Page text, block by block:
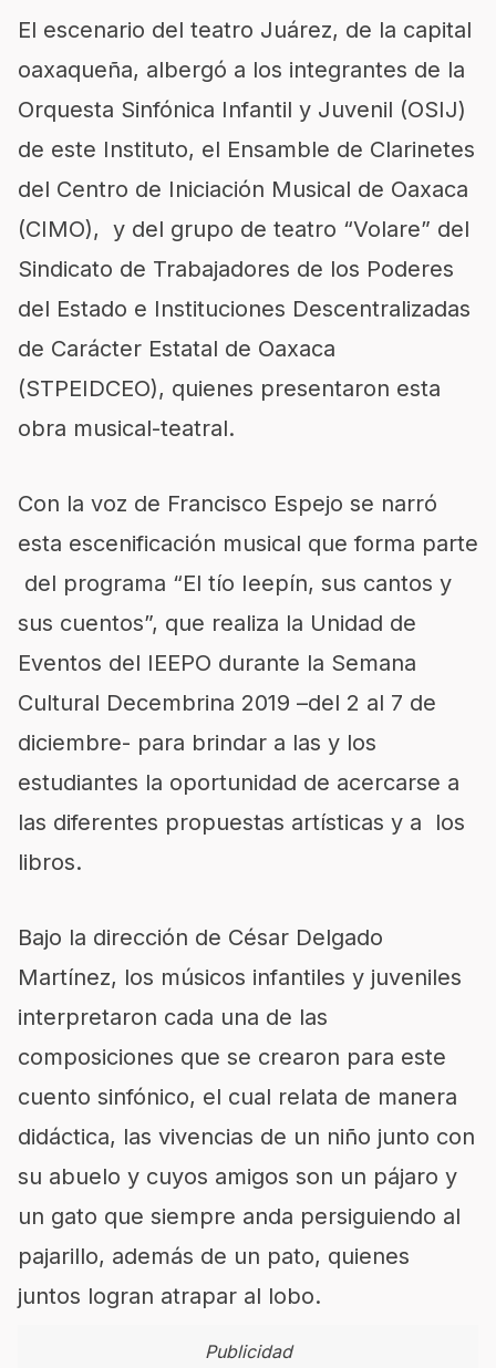
El escenario del teatro Juárez, de la capital
oaxaqueña, albergó a los integrantes de la
Orquesta Sinfónica Infantil y Juvenil (OSIJ)
de este Instituto, el Ensamble de Clarinetes
del Centro de Iniciación Musical de Oaxaca
(CIMO), y del grupo de teatro “Volare” del
Sindicato de Trabajadores de los Poderes
del Estado e Instituciones Descentralizadas
de Carácter Estatal de Oaxaca
(STPEIDCEO), quienes presentaron esta
obra musical-teatral.
Con la voz de Francisco Espejo se narró
esta escenificación musical que forma parte
del programa “El tío Ieepín, sus cantos y
sus cuentos”, que realiza la Unidad de
Eventos del IEEPO durante la Semana
Cultural Decembrina 2019 –del 2 al 7 de
diciembre- para brindar a las y los
estudiantes la oportunidad de acercarse a
las diferentes propuestas artísticas y a los
libros.
Bajo la dirección de César Delgado
Martínez, los músicos infantiles y juveniles
interpretaron cada una de las
composiciones que se crearon para este
cuento sinfónico, el cual relata de manera
didáctica, las vivencias de un niño junto con
su abuelo y cuyos amigos son un pájaro y
un gato que siempre anda persiguiendo al
pajarillo, además de un pato, quienes
juntos logran atrapar al lobo.
Publicidad